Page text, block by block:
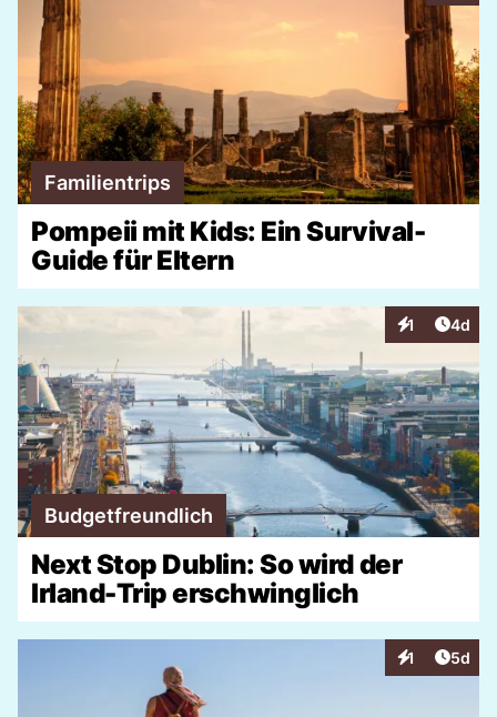
Familientrips
Pompeii mit Kids: Ein Survival-
Guide für Eltern
1
Interaktionen
4d
Budgetfreundlich
Next Stop Dublin: So wird der
Irland-Trip erschwinglich
1
Interaktionen
5d